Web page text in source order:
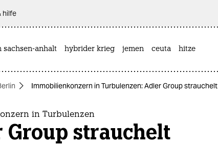
hilfe
sachsen-anhalt hybrider krieg jemen ceuta hitze
Immobilienkonzern in Turbulenzen: Adler Group strauchelt
in Turbulenzen
Group strauchelt